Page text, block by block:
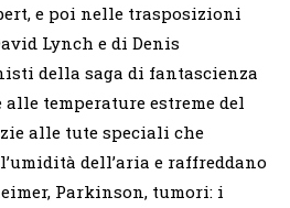
e poi nelle trasposizioni
Lynch e di Denis
della saga di fantascienza
temperature estreme del
alle tute speciali che
dell’aria e raffreddano
Parkinson, tumori: i